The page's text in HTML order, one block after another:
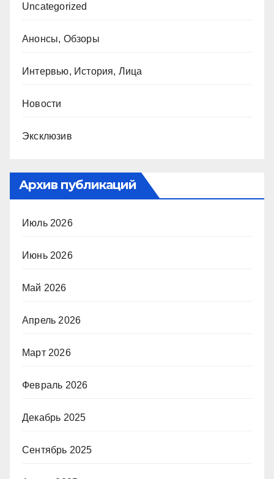
Uncategorized
Анонсы, Обзоры
Интервью, История, Лица
Новости
Эксклюзив
Архив публикаций
Июль 2026
Июнь 2026
Май 2026
Апрель 2026
Март 2026
Февраль 2026
Декабрь 2025
Сентябрь 2025